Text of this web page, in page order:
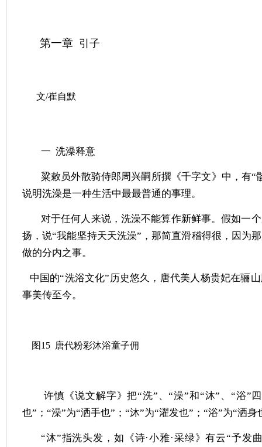
第一章 引子
文/崔自默
一 洗澡释意
粱敕员外散骑侍郎周兴嗣所撰《千字文》中，有“
说明洗澡是一种生活中最最普通的事理。
对于任何人来说，洗澡不能算作新鲜事。假如一
扬，说“我能坚持天天洗澡”，那简直滑稽得很，因为
做的分内之事。
中国的“洗浴文化”历史悠久，唐代美人杨贵妃在骊
事美传至今。
图15 唐代粉彩沐浴童子佣
许慎《说文解字》把“洗”、“澡”和“沐”、“浴”
也”；“澡”为“洒手也”；“沐”为“濯发也”；“浴”为“洒身
“沐”指洗头发，如《诗·小雅·采绿》有云“予发